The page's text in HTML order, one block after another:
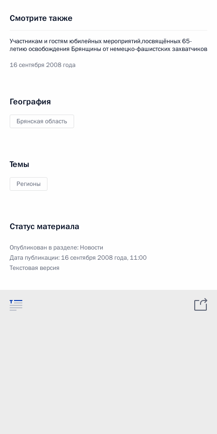
Смотрите также
Участникам и гостям юбилейных мероприятий,посвящённых 65-
летию освобождения Брянщины от немецко-фашистских захватчиков
16 сентября 2008 года
География
Брянская область
Темы
Регионы
Статус материала
Опубликован в разделе: Новости
Дата публикации: 16 сентября 2008 года, 11:00
Текстовая версия